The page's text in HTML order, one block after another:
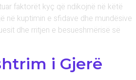
faktorët kyç që ndikojnë në këtë
në kuptimin e sfidave dhe mundësive
dhe rritjen e besueshmërisë së
i Gjerë